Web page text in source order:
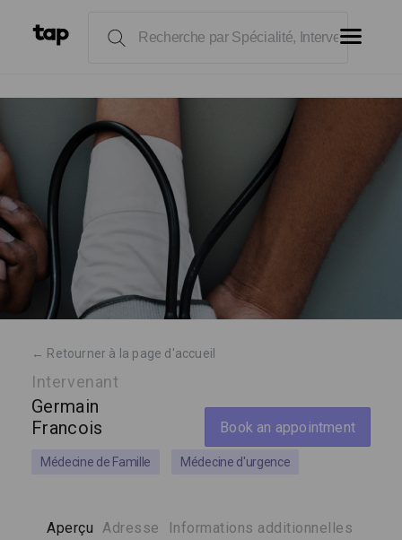
← Retourner à la page d'accueil
Intervenant
Book an appointment
Germain
Francois
Médecine de Famille Médecine d'urgence
Aperçu Adresse Informations additionnelles